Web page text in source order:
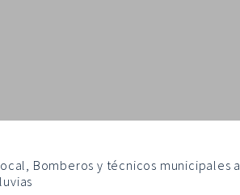
Bomberos y técnicos